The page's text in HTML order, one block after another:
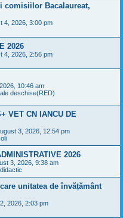
comisiilor Bacalaureat,
4, 2026, 3:00 pm
2026
4, 2026, 2:56 pm
10:46 am
deschise(RED)
VET CN IANCU DE
3, 2026, 12:54 pm
2026
3, 2026, 9:38 am
unitatea de învățământ
2026, 2:03 pm